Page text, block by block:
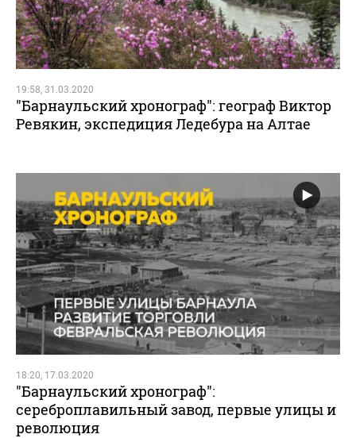
19:58, 31.03.2020
"Барнаульский хронограф": географ Виктор
Ревякин, экспедиция Ледебура на Алтае
18:20, 17.03.2020
"Барнаульский хронограф":
сереброплавильный завод, первые улицы и
революция